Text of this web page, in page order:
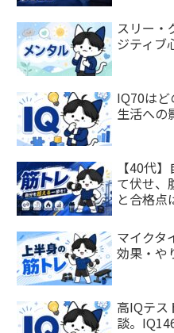
スリー・
ジティブ
IQ70は
生活への
【40代
て伏せ、
と合格点
マイクタ
効果・や
高IQテス
談。